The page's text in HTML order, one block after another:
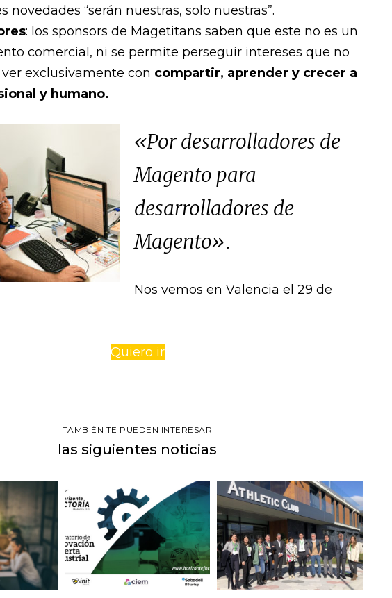
novedades “serán nuestras, solo nuestras”.
: los sponsors de Magetitans saben que este no es un
comercial, ni se permite perseguir intereses que no
exclusivamente con compartir, aprender y crecer a
y humano.
«Por desarrolladores de
Magento para
desarrolladores de
Magento».
Nos vemos en Valencia el 29 de
Quiero ir
TAMBIÉN TE PUEDEN INTERESAR
las siguientes noticias